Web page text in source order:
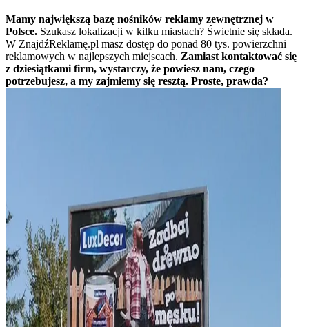
Mamy największą bazę nośników reklamy zewnętrznej w
Polsce. Szukasz lokalizacji w kilku miastach? Świetnie się składa.
W ZnajdźReklamę.pl masz dostęp do ponad 80 tys. powierzchni
reklamowych w najlepszych miejscach. Zamiast kontaktować się
z dziesiątkami firm, wystarczy, że powiesz nam, czego
potrzebujesz, a my zajmiemy się resztą. Proste, prawda?